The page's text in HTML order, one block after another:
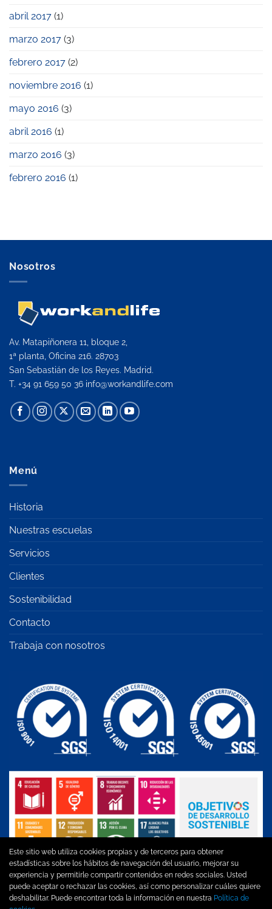
abril 2017 (1)
marzo 2017 (3)
febrero 2017 (2)
noviembre 2016 (1)
mayo 2016 (3)
abril 2016 (1)
marzo 2016 (3)
febrero 2016 (1)
Nosotros
Av. Matapiñonera 11, bloque 2,
1ª planta, Oficina 216. 28703
San Sebastián de los Reyes. Madrid.
T. +34 91 659 50 36 info@workandlife.com
Menú
Historia
Nuestras escuelas
Servicios
Clientes
Sostenibilidad
Contacto
Trabaja con nosotros
Aviso legal|Política de privacidad|Política de cookies|Política
Este sitio web utiliza cookies propias y de terceros para obtener
estadísticas sobre los hábitos de navegación del usuario, mejorar su
experiencia y permitirle compartir contenidos en redes sociales. Usted
puede aceptar o rechazar las cookies, así como personalizar cuáles quiere
deshabilitar. Puede encontrar toda la información en nuestra Política de